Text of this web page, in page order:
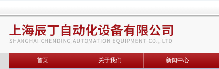
首页 关于我们 新闻中心